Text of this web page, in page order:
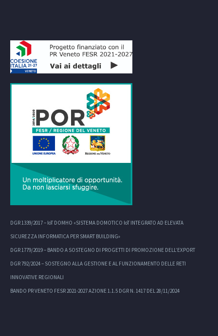
DGR 1339/2017 – IoT DOMHO «SISTEMA DOMOTICO IoT INTEGRATO AD ELEVATA
SICUREZZA INFORMATICA PER SMART BUILDING»
DGR 1779/2019 – BANDO A SOSTEGNO DI PROGETTI DI PROMOZIONE DELL’EXPORT
DGR 792/2024 – SOSTEGNO ALLA GESTIONE E AL FUNZIONAMENTO DELLE RETI
INNOVATIVE REGIONALI
BANDO PR VENETO FESR 2021-2027 AZIONE 1.1.5 DGR N. 1417 DEL 28/11/2024